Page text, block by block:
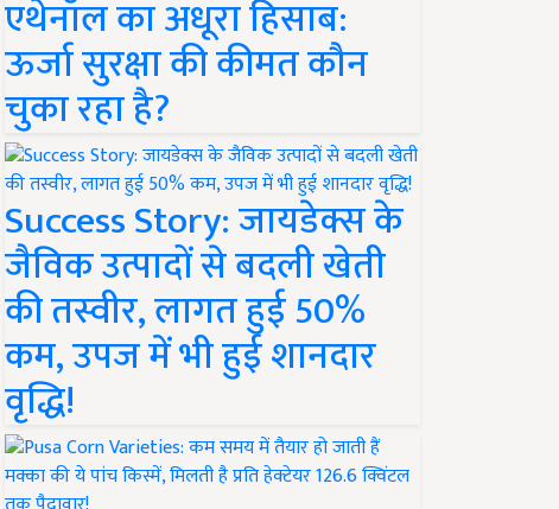
एथेनॉल का अधूरा हिसाब:
ऊर्जा सुरक्षा की कीमत कौन
चुका रहा है?
Success Story: जायडेक्स के
जैविक उत्पादों से बदली खेती
की तस्वीर, लागत हुई 50%
कम, उपज में भी हुई शानदार
वृद्धि!